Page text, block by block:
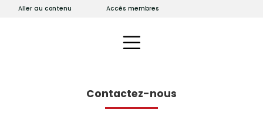
Aller au contenu Accès membres
Contactez-nous